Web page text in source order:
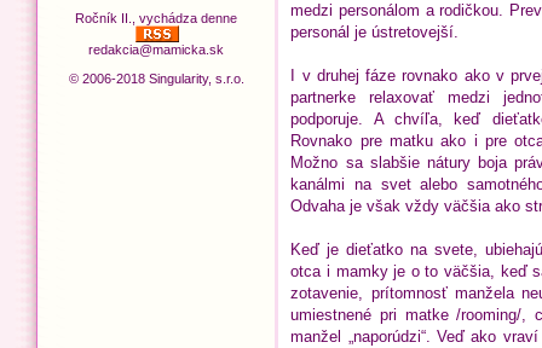
Ročník II., vychádza denne
redakcia@mamicka.sk
© 2006-2018 Singularity, s.r.o.
medzi personálom a rodičkou.
personál je ústretovejší.
I v druhej fáze rovnako ako v
partnerke relaxovať medzi
podporuje. A chvíľa, keď
Rovnako pre matku ako i pre
Možno sa slabšie nátury boja
kanálmi na svet alebo
Odvaha je však vždy väčšia ako
Keď je dieťatko na svete,
otca i mamky je o to väčšia, keď
zotavenie, prítomnosť manžela
umiestnené pri matke /rooming/
manžel „naporúdzi“. Veď ako